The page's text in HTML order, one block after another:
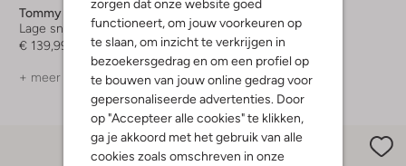
functioneert, om jouw voorkeuren op
te slaan, om inzicht te verkrijgen in
bezoekersgedrag en om een profiel op
te bouwen van jouw online gedrag voor
gepersonaliseerde advertenties. Door
op "Accepteer alle cookies" te klikken,
ga je akkoord met het gebruik van alle
cookies zoals omschreven in onze
Tommy Hilfiger
Lage sneakers
€ 139,99
+ meer kleuren
Tommy Hilfiger
Lage sneakers
Vanaf € 64,99